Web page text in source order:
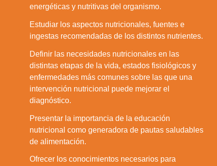
energéticas y nutritivas del organismo.
Estudiar los aspectos nutricionales, fuentes e
ingestas recomendadas de los distintos nutrientes.
Definir las necesidades nutricionales en las
distintas etapas de la vida, estados fisiológicos y
enfermedades más comunes sobre las que una
intervención nutricional puede mejorar el
diagnóstico.
Presentar la importancia de la educación
nutricional como generadora de pautas saludables
de alimentación.
Ofrecer los conocimientos necesarios para